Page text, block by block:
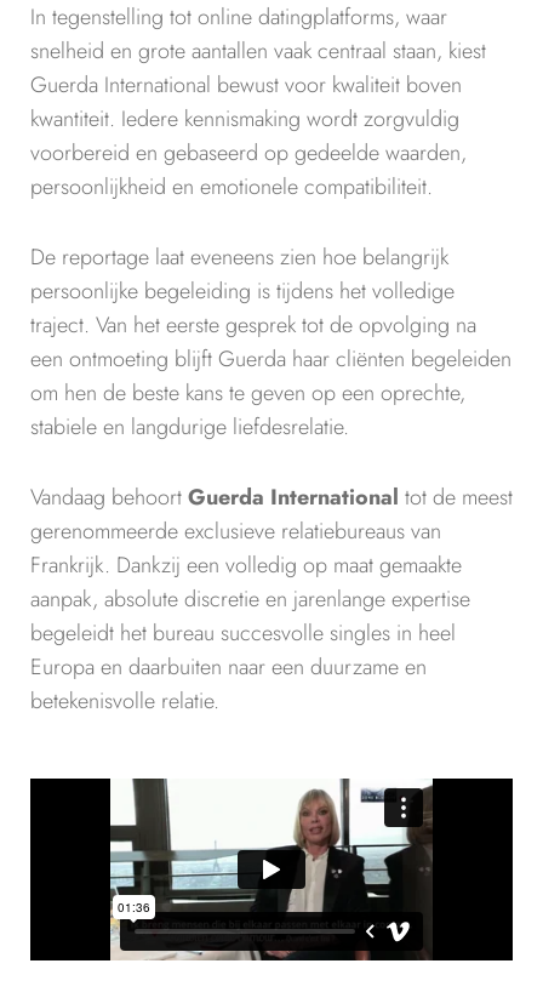
In tegenstelling tot online datingplatforms, waar
snelheid en grote aantallen vaak centraal staan, kiest
Guerda International bewust voor kwaliteit boven
kwantiteit. Iedere kennismaking wordt zorgvuldig
voorbereid en gebaseerd op gedeelde waarden,
persoonlijkheid en emotionele compatibiliteit.
De reportage laat eveneens zien hoe belangrijk
persoonlijke begeleiding is tijdens het volledige
traject. Van het eerste gesprek tot de opvolging na
een ontmoeting blijft Guerda haar cliënten begeleiden
om hen de beste kans te geven op een oprechte,
stabiele en langdurige liefdesrelatie.
Vandaag behoortGuerda International tot de meest
gerenommeerde exclusieve relatiebureaus van
Frankrijk. Dankzij een volledig op maat gemaakte
aanpak, absolute discretie en jarenlange expertise
begeleidt het bureau succesvolle singles in heel
Europa en daarbuiten naar een duurzame en
betekenisvolle relatie.